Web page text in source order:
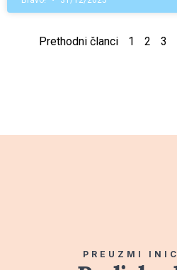
Prethodni članci 1 2 3
PREUZMI